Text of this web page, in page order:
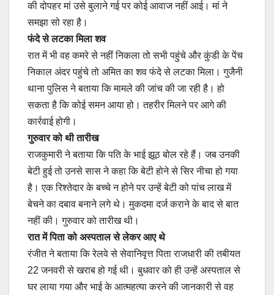
की दोपहर मां उसे बुलाने गई पर कोई आवाज नहीं आई। मां ने
समझा सो रहा है।
फंदे से लटका म‍िला शव
रात में भी वह कमरे से नहीं निकला तो सभी पहुंचे और कुंडी के पेंच
निकाल अंदर पहुंचे तो अमित का शव फंदे से लटका मिला। गुजैनी
थाना पुलिस ने बताया कि मामले की जांच की जा रही है। हो
सकता है कि कोई समन आया हो। तहरीर मिलने पर आगे की
कार्रवाई होगी।
गुरुवार को थी तारीख
राजकुमारी ने बताया कि पति के भाई झूठ बोल रहे हैं। जब उनकी
बेटी हुई तो उनसे सास ने कहा कि बेटी होने से सिर नीचा हो गया
है। एक रिश्तेदार के बच्चे न होने पर उन्हें बेटी को पांच लाख में
बेचने का दबाव बनाने लगे थे। मुकदमा दर्ज कराने के बाद से बात
नहीं की। गुरुवार को तारीख थी।
रात में पिता को अस्पताल से लेकर आए थे
रंजीत ने बताया कि रेलवे से सेवानिवृत्त पिता राजधारी की तबीयत
22 जनवरी से खराब हो गई थी। बुधवार को ही उन्हें अस्पताल से
घर लाया गया और भाई के आत्महत्या करने की जानकारी से वह